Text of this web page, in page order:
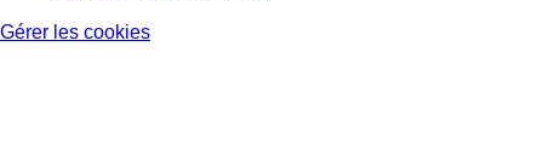
Gérer les cookies